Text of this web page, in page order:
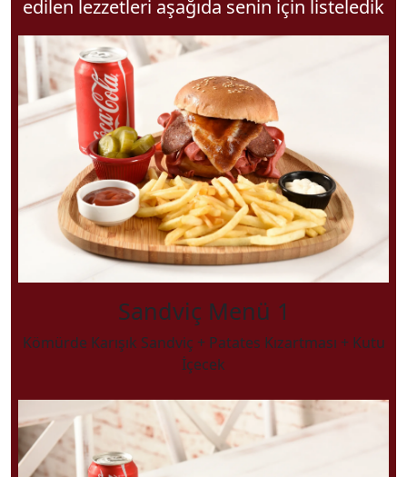
edilen lezzetleri aşağıda senin için listeledik
Sandviç Menü 1
Kömürde Karışık Sandviç + Patates Kızartması + Kutu
İçecek